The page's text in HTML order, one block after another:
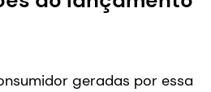
geradas por essa